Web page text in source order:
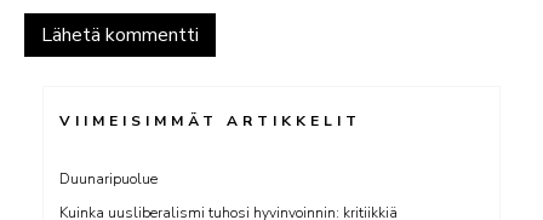
VIIMEISIMMÄT ARTIKKELIT
Duunaripuolue
Kuinka uusliberalismi tuhosi hyvinvoinnin: kritiikkiä